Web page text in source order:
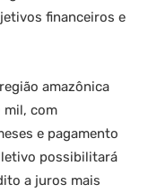
financeiros e
amazônica
mil, com
e pagamento
possibilitará
a juros mais